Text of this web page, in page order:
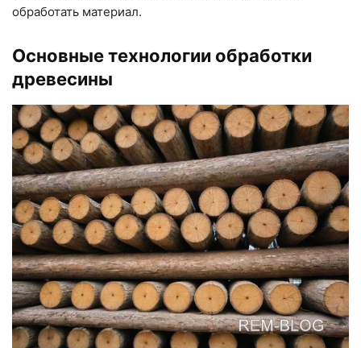
обработать материал.
Основные технологии обработки
древесины